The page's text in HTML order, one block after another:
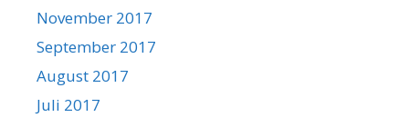
November 2017
September 2017
August 2017
Juli 2017